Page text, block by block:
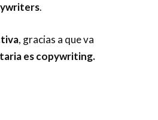
.
, gracias a que va
es copywriting.